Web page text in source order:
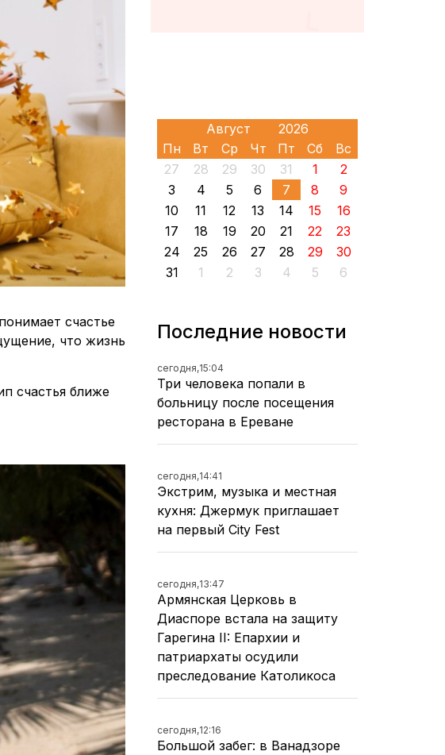
счастье
что жизнь
счастья ближе
Пн Вт Ср Чт Пт Сб
Вс
27
28 29 30 31 1
2
3
4 5 6 7 8
9
10
11 12 13 14 15
16
17
18 19 20 21 22
23
24
25 26 27 28 29
30
31
1 2 3 4 5 6
Последние новости
сегодня,15:04
Три человека попали в
больницу после посещения
ресторана в Ереване
сегодня,14:41
Экстрим, музыка и местная
кухня: Джермук приглашает
на первый City Fest
сегодня,13:47
Армянская Церковь в
Диаспоре встала на защиту
Гарегина II: Епархии и
патриархаты осудили
преследование Католикоса
сегодня,12:16
Большой забег: в Ванадзоре